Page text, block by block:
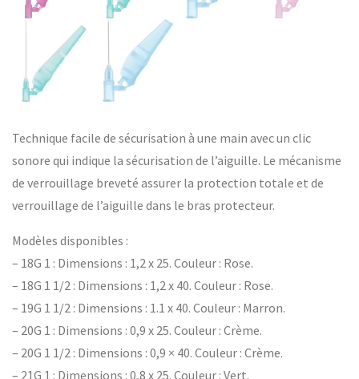
Technique facile de sécurisation à une main avec un clic
sonore qui indique la sécurisation de l’aiguille. Le mécanisme
de verrouillage breveté assurer la protection totale et de
verrouillage de l’aiguille dans le bras protecteur.
Modèles disponibles :
– 18G 1 : Dimensions : 1,2 x 25. Couleur : Rose.
– 18G 1 1/2 : Dimensions : 1,2 x 40. Couleur : Rose.
– 19G 1 1/2 : Dimensions : 1.1 x 40. Couleur : Marron.
– 20G 1 : Dimensions : 0,9 x 25. Couleur : Crème.
– 20G 1 1/2 : Dimensions : 0,9 × 40. Couleur : Crème.
– 21G 1 : Dimensions : 0,8 x 25. Couleur : Vert.